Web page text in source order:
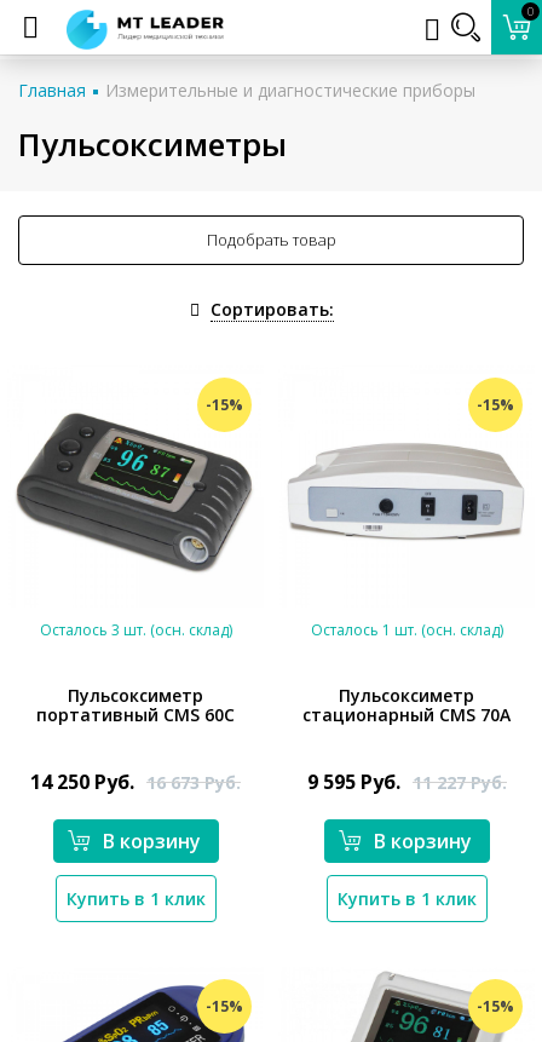
0
Главная Измерительные и диагностические приборы
Пульсоксиметры
Подобрать товар
Сортировать:
-15%
Осталось 3 шт. (осн. склад)
Пульсоксиметр
портативный CMS 60C
14 250 Руб. 16 673Руб.
В корзину
Купить в 1 клик
-15%
Осталось 1 шт. (осн. склад)
Пульсоксиметр
стационарный CMS 70A
9 595 Руб. 11 227Руб.
В корзину
Купить в 1 клик
-15% -15%